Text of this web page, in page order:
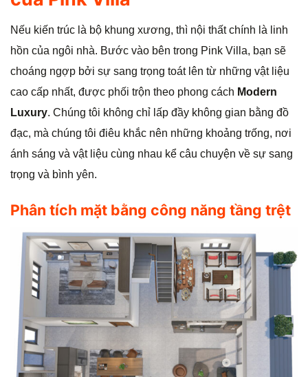
Nếu kiến trúc là bộ khung xương, thì nội thất chính là linh
hồn của ngôi nhà. Bước vào bên trong Pink Villa, bạn sẽ
choáng ngợp bởi sự sang trọng toát lên từ những vật liệu
cao cấp nhất, được phối trộn theo phong cách Modern
Luxury. Chúng tôi không chỉ lấp đầy không gian bằng đồ
đạc, mà chúng tôi điêu khắc nên những khoảng trống, nơi
ánh sáng và vật liệu cùng nhau kể câu chuyện về sự sang
trọng và bình yên.
Phân tích mặt bằng công năng tầng trệt